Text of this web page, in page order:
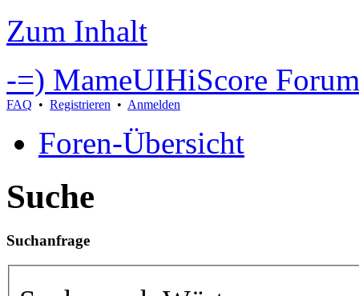
Zum Inhalt
-=) MameUIHiScore
FAQ • Registrieren • Anmelden
Foren-Übersicht
Suche
Suchanfrage